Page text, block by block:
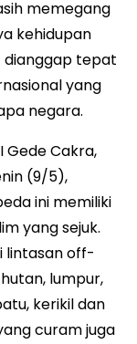
memegang
kehidupan
tepat
yang
negara.
Gede Cakra,
(9/5),
ini memiliki
yang sejuk.
lintasan off-
lumpur,
kerikil dan
curam juga